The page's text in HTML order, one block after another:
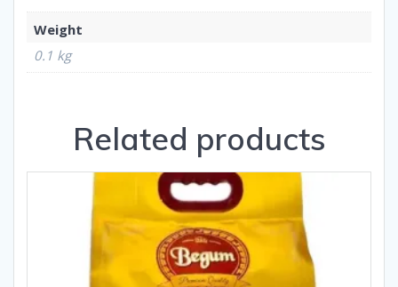
Weight
0.1 kg
Related products